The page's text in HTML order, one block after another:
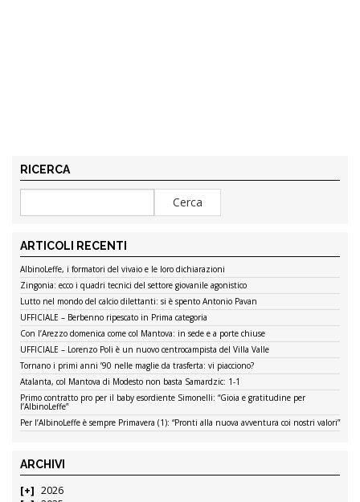
RICERCA
ARTICOLI RECENTI
AlbinoLeffe, i formatori del vivaio e le loro dichiarazioni
Zingonia: ecco i quadri tecnici del settore giovanile agonistico
Lutto nel mondo del calcio dilettanti: si è spento Antonio Pavan
UFFICIALE – Berbenno ripescato in Prima categoria
Con l’Arezzo domenica come col Mantova: in sede e a porte chiuse
UFFICIALE – Lorenzo Poli è un nuovo centrocampista del Villa Valle
Tornano i primi anni ’90 nelle maglie da trasferta: vi piacciono?
Atalanta, col Mantova di Modesto non basta Samardzic: 1-1
Primo contratto pro per il baby esordiente Simonelli: “Gioia e gratitudine per
l’AlbinoLeffe”
Per l’AlbinoLeffe è sempre Primavera (1): “Pronti alla nuova avventura coi nostri valori”
ARCHIVI
2026